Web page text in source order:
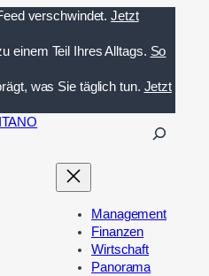
verschwindet. Jetzt
einem Teil Ihres Alltags. So
was Sie täglich tun. Jetzt
n
Management
Finanzen
Wirtschaft
Panorama